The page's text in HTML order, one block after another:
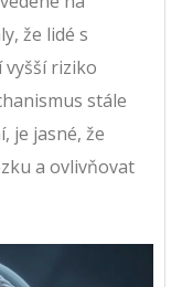
že lidé s
riziko
stále
je jasné, že
a ovlivňovat